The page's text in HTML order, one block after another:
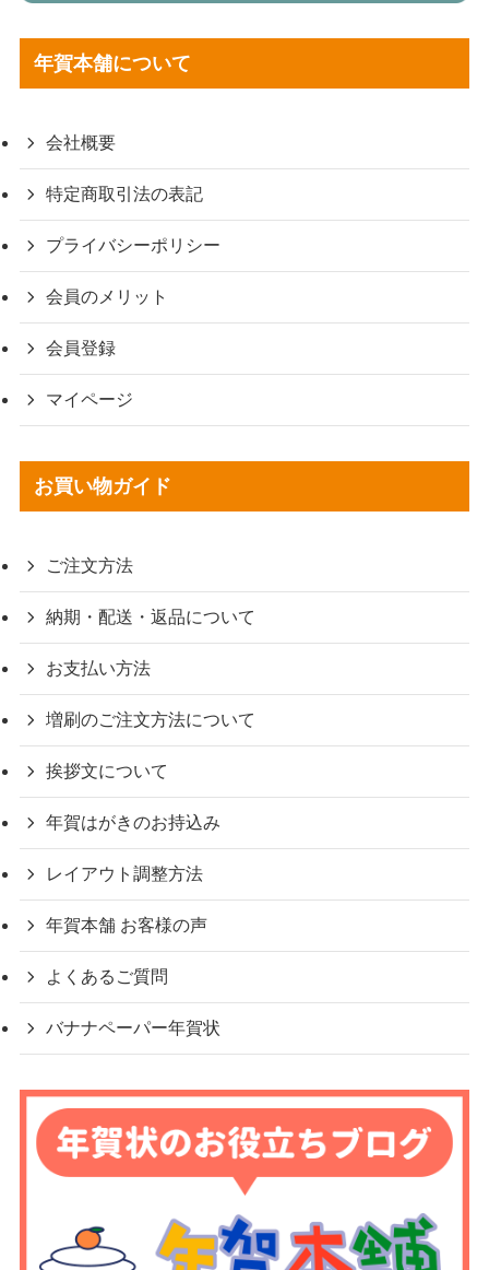
年賀本舗について
会社概要
特定商取引法の表記
プライバシーポリシー
会員のメリット
会員登録
マイページ
お買い物ガイド
ご注文方法
納期・配送・返品について
お支払い方法
増刷のご注文方法について
挨拶文について
年賀はがきのお持込み
レイアウト調整方法
年賀本舗 お客様の声
よくあるご質問
バナナペーパー年賀状